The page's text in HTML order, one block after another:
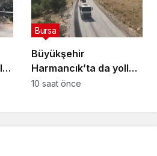
Büyükşehir
Harmancık’ta da yolları
yeniliyor
Bursa
10 saat önce